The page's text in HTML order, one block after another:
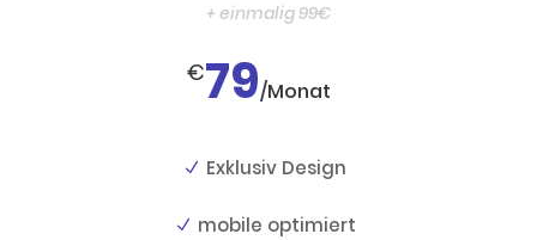
+ einmalig 99€
€79/Monat
Exklusiv Design
mobile optimiert